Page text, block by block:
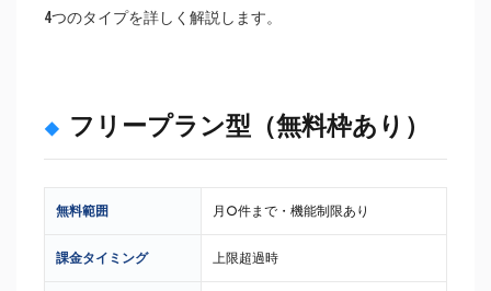
4つのタイプを詳しく解説します。
フリープラン型（無料枠あり）
無料範囲 月○件まで・機能制限あり
課金タイミング 上限超過時